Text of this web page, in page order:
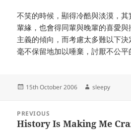
不笑的時候，顯得冷酷與淡漠，
輩緣，也會得同輩與晚輩的喜愛
主義的傾向，而考慮太多難以下
毫不保留地加以唾棄，討厭不公平
Posted
15th October 2006 Author
sleepy
navigation
PREVIOUS
Previous
History Is Making Me